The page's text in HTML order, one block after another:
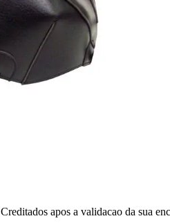
Creditados apos a validacao da sua